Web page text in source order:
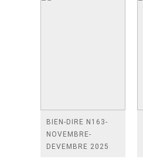
BIEN-DIRE N163-
NOVEMBRE-
DEVEMBRE 2025